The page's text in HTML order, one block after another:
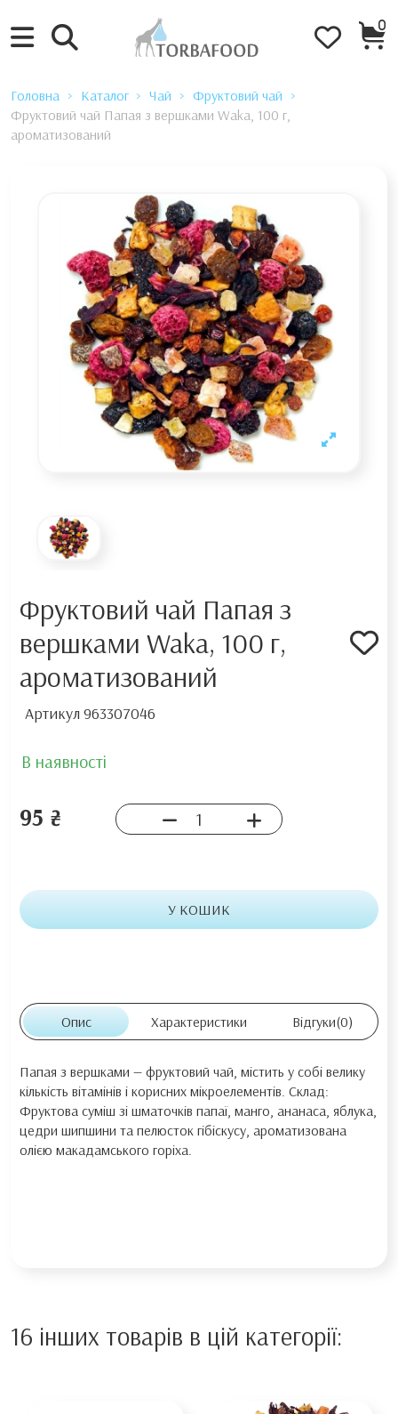
0
Головна Каталог Чай
Фруктовий чай
Фруктовий чай Папая з вершками Waka, 100 г,
ароматизований
Фруктовий чай Папая з
вершками Waka, 100 г,
ароматизований
Артикул 963307046
В наявності
95 ₴
У КОШИК
Опис Характеристики Відгуки(0)
Папая з вершками — фруктовий чай, містить у собі велику
кількість вітамінів і корисних мікроелементів. Склад:
Фруктова суміш зі шматочків папаї, манго, ананаса, яблука,
цедри шипшини та пелюсток гібіскусу, ароматизована
олією макадамського горіха.
16 інших товарів в цій категорії: